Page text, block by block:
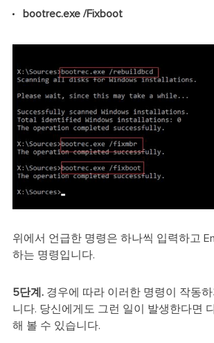
bootrec.exe /Fixboot
위에서 언급한 명령은 하나씩 입력하고
하는 명령입니다.
5단계.경우에 따라 이러한 명령이 작동
니다. 당신에게도 그런 일이 발생한다면
해 볼 수 있습니다.